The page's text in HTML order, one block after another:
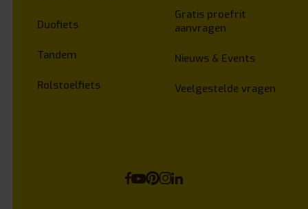
Duofiets
Tandem
Rolstoelfiets
Gratis proefrit
aanvragen
Nieuws & Events
Veelgestelde vragen